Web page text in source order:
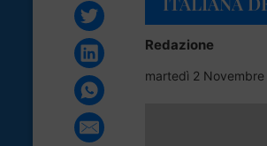
Redazione
martedì 2 Novembre